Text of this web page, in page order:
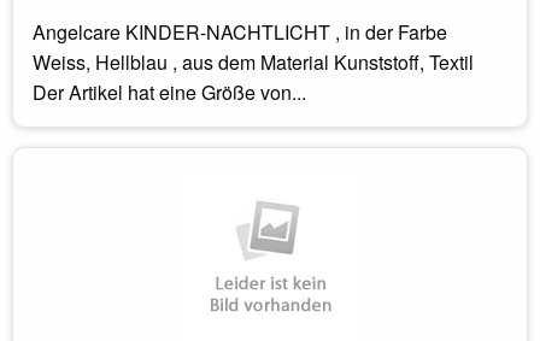
Angelcare KINDER-NACHTLICHT , in der Farbe
Weiss, Hellblau , aus dem Material Kunststoff, Textil
Der Artikel hat eine Größe von...